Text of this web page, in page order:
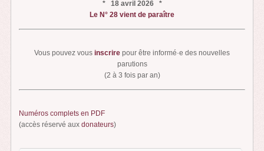
* 18 avril 2026 *
Le N° 28 vient de paraître
Vous pouvez vous inscrire pour être informé·e des nouvelles
parutions
(2 à 3 fois par an)
Numéros complets en PDF
(accès réservé auxdonateurs)